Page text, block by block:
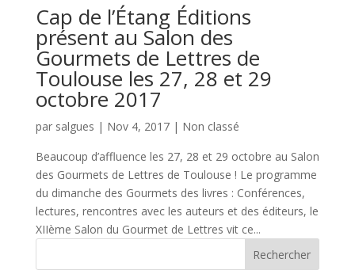
Cap de l’Étang Éditions
présent au Salon des
Gourmets de Lettres de
Toulouse les 27, 28 et 29
octobre 2017
par salgues | Nov 4, 2017| Non classé
Beaucoup d’affluence les 27, 28 et 29 octobre au Salon
des Gourmets de Lettres de Toulouse ! Le programme
du dimanche des Gourmets des livres : Conférences,
lectures, rencontres avec les auteurs et des éditeurs, le
XIIème Salon du Gourmet de Lettres vit ce...